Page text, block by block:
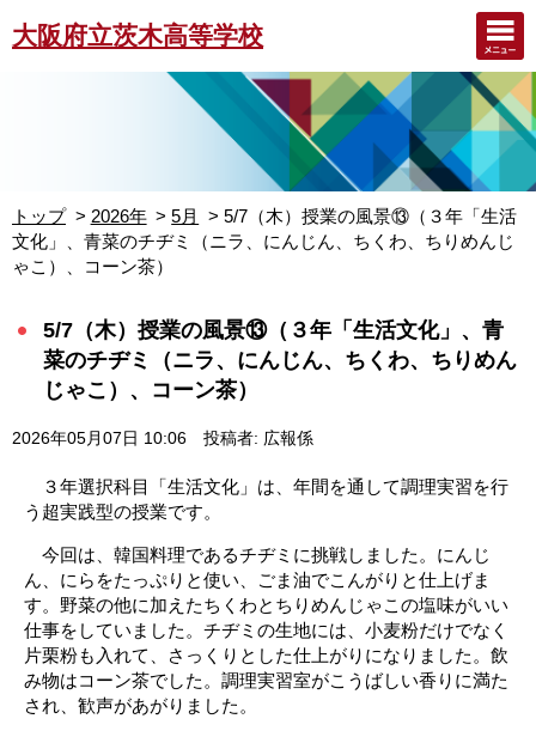
大阪府立茨木高等学校
トップ 2026年 5月
5/7（木）授業の風景⑬（３年「生活
文化」、青菜のチヂミ（ニラ、にんじん、ちくわ、ちりめんじ
ゃこ）、コーン茶）
5/7（木）授業の風景⑬（３年「生活文化」、青
菜のチヂミ（ニラ、にんじん、ちくわ、ちりめん
じゃこ）、コーン茶）
2026年05月07日 10:06 投稿者: 広報係
３年選択科目「生活文化」は、年間を通して調理実習を行
う超実践型の授業です。
今回は、韓国料理であるチヂミに挑戦しました。にんじ
ん、にらをたっぷりと使い、ごま油でこんがりと仕上げま
す。野菜の他に加えたちくわとちりめんじゃこの塩味がいい
仕事をしていました。チヂミの生地には、小麦粉だけでなく
片栗粉も入れて、さっくりとした仕上がりになりました。飲
み物はコーン茶でした。調理実習室がこうばしい香りに満た
され、歓声があがりました。